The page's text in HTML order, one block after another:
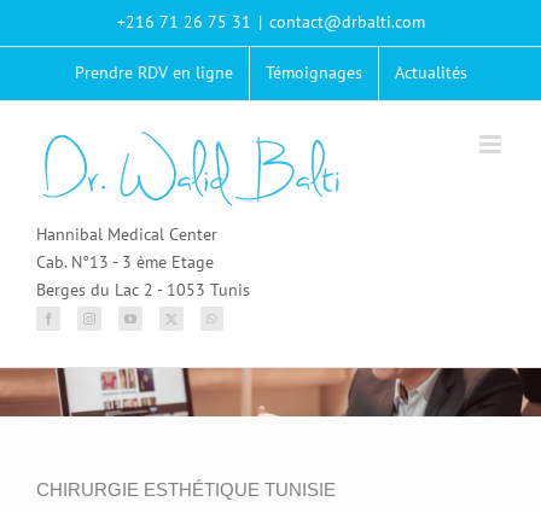
+216 71 26 75 31 | contact@drbalti.com
Prendre RDV en ligne Témoignages Actualités
Hannibal Medical Center
Cab. N°13 - 3 ème Etage
Berges du Lac 2 - 1053 Tunis
CHIRURGIE ESTHÉTIQUE TUNISIE